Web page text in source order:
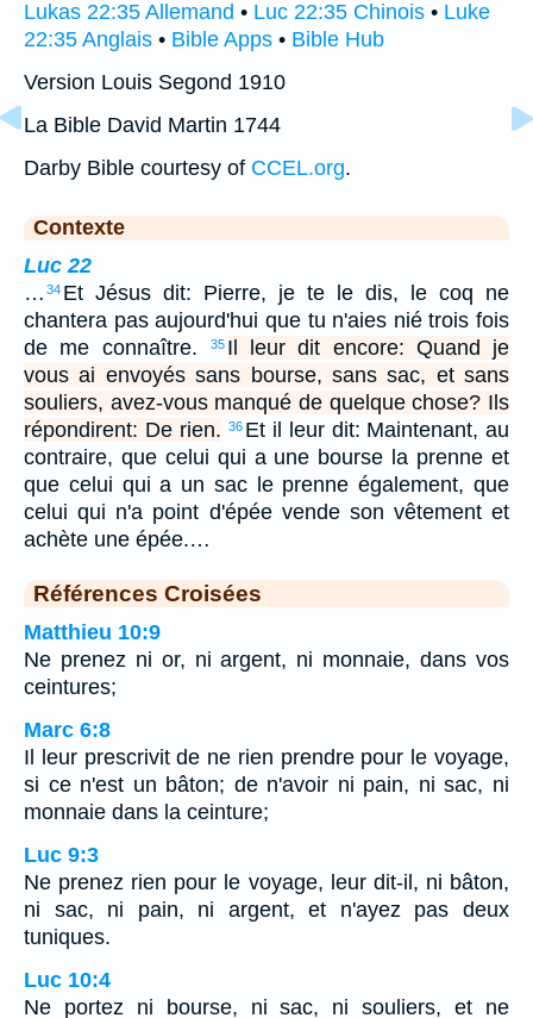
Lukas 22:35 Allemand • Luc 22:35 Chinois • Luke
22:35 Anglais • Bible Apps • Bible Hub
Version Louis Segond 1910
La Bible David Martin 1744
Darby Bible courtesy of CCEL.org.
Contexte
Luc 22
… 34 Et Jésus dit: Pierre, je te le dis, le coq ne
chantera pas aujourd'hui que tu n'aies nié trois fois
de me connaître.
35 Il leur dit encore: Quand je
vous ai envoyés sans bourse, sans sac, et sans
souliers, avez-vous manqué de quelque chose? Ils
répondirent: De rien.
36 Et il leur dit: Maintenant, au
contraire, que celui qui a une bourse la prenne et
que celui qui a un sac le prenne également, que
celui qui n'a point d'épée vende son vêtement et
achète une épée.…
Références Croisées
Matthieu 10:9
Ne prenez ni or, ni argent, ni monnaie, dans vos
ceintures;
Marc 6:8
Il leur prescrivit de ne rien prendre pour le voyage,
si ce n'est un bâton; de n'avoir ni pain, ni sac, ni
monnaie dans la ceinture;
Luc 9:3
Ne prenez rien pour le voyage, leur dit-il, ni bâton,
ni sac, ni pain, ni argent, et n'ayez pas deux
tuniques.
Luc 10:4
Ne portez ni bourse, ni sac, ni souliers, et ne